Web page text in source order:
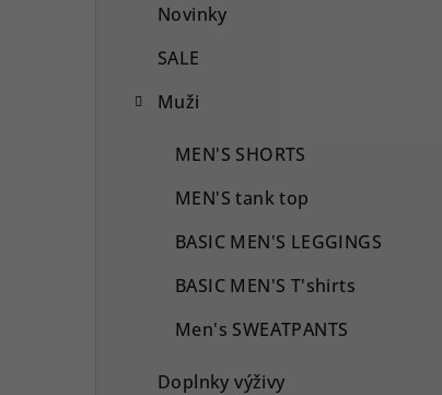
Novinky
SALE
Muži
MEN'S SHORTS
MEN'S tank top
BASIC MEN'S LEGGINGS
BASIC MEN'S T'shirts
Men's SWEATPANTS
Doplnky výživy